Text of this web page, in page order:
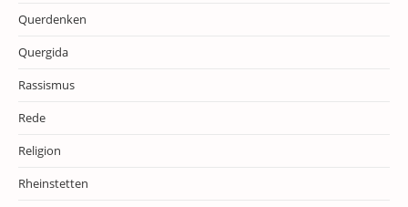
Querdenken
Quergida
Rassismus
Rede
Religion
Rheinstetten